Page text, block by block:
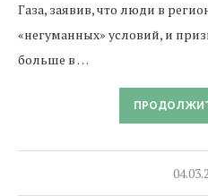
Газа, заявив, что люди в
«негуманных» условий, и
больше в …